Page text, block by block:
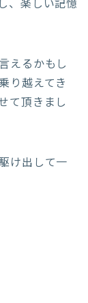
、楽しい記憶
えるかもし
り越えてき
て頂きまし
け出して一